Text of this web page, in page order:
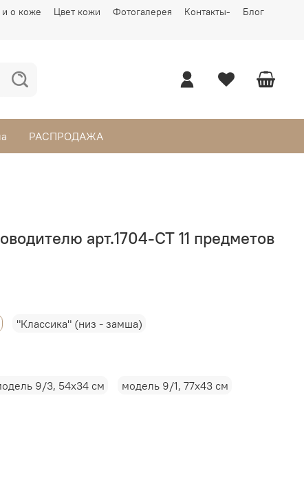
о коже Цвет кожи Фотогалерея Контакты- Блог
РАСПРОДАЖА
арт.1704-CT 11 предметов
"Классика" (низ - замша)
9/3, 54х34 см модель 9/1, 77х43 см